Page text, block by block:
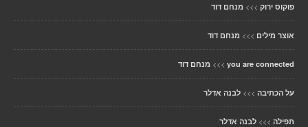
פוקוס ירוק >>> מנחם דוד
אוצר מילים >>> מנחם דוד
you are connected
>>> מנחם דוד
על הכתיבה >>> לבנה אדלר
תפילה >>> לבנה אדלר